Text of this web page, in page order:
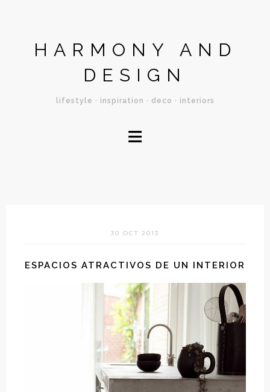
HARMONY AND
DESIGN
lifestyle · inspiration · deco · interiors
≡
30 OCT 2013
ESPACIOS ATRACTIVOS DE UN INTERIOR